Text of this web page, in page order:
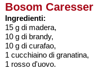
Bosom Caresser
Ingredienti:
15 g di madera,
10 g di brandy,
10 g di curafao,
1 cucchiaino di granatina,
1 rosso d'uovo.